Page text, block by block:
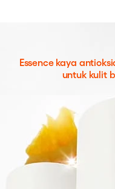
Essence kaya
untuk kulit